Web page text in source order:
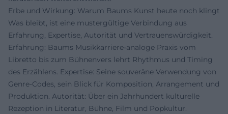
Erbe und Wirkung: Warum Baums Kunst heute noch klingt
Was bleibt, ist eine mustergültige Verbindung aus
Erfahrung, Expertise, Autorität und Vertrauenswürdigkeit.
Erfahrung: Baums Musikkarriere-analoge Praxis vom
Libretto bis zum Bühnenvers lehrt Rhythmus und Timing
des Erzählens. Expertise: Seine souveräne Verwendung von
Genre-Codes, sein Blick für Komposition, Arrangement und
Produktion. Autorität: Über ein Jahrhundert kulturelle
Rezeption in Literatur, Bühne, Film und Popkultur.